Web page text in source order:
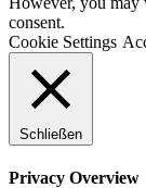
consent.
Cookie Settings
Schließen
Privacy Overview